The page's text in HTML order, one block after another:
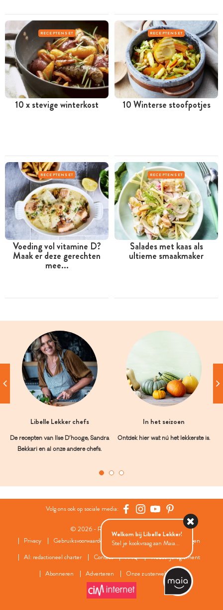
RECEPTENSET
10 x stevige winterkost
RECEPTENSET
10 Winterse stoofpotjes
RECEPTENSET
Voeding vol vitamine D?
Maak er deze gerechten
mee...
RECEPTENSET
Salades met kaas als
ultieme smaakmaker
Libelle Lekker chefs
De recepten van Ilse D’hooge, Sandra
Bekkari en al onze andere chefs.
In het seizoen
Ontdek hier wat nú het lekkerste is.
Volg ons ook op sociale media:
© 2026 - Roularta Media Group
Privacy
Gebruiksvoorwaarden Cookies
Cookies instellingen
AI: redactioneel charter
Contact FAQ
Wedstrijdreglement
Abonneren
Adverteren Onze zusterwebsites
Welkom bij Libelle Lekker!
Stel je kookvraag aan Maia...